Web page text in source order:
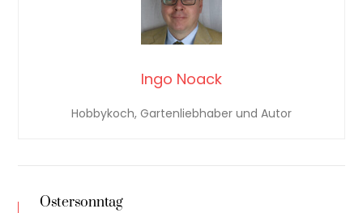
Ingo Noack
Hobbykoch, Gartenliebhaber und Autor
Ostersonntag